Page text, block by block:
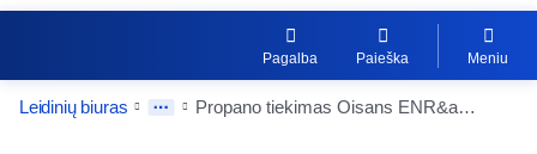
Pagalba Paieška Meniu
Leidinių biuras Propano tiekimas Oisans ENR&amp;R šildymo tinklui Oisans šildymo tinklo papildomam biudžetui